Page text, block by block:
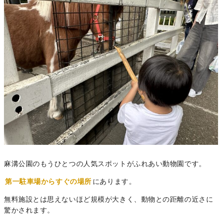
麻溝公園のもうひとつの人気スポットがふれあい動物園です。
第一駐車場からすぐの場所 にあります。
無料施設とは思えないほど規模が大きく、動物との距離の近さに
驚かされます。